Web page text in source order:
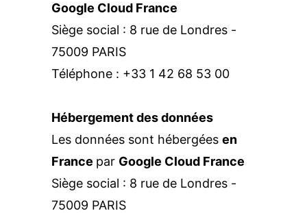
Google Cloud France
Siège social : 8 rue de Londres -
75009 PARIS
Téléphone : +33 1 42 68 53 00
Hébergement des données
Les données sont hébergées en
France par Google Cloud France
Siège social : 8 rue de Londres -
75009 PARIS